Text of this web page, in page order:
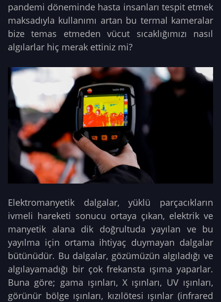
pandemi döneminde hasta insanları tespit etmek
maksadıyla kullanımı artan bu termal kameralar
bize temas etmeden vücut sıcaklığımızı nasıl
algılarlar hiç merak ettiniz mi?
Elektromanyetik dalgalar, yüklü parçacıkların
ivmeli hareketi sonucu ortaya çıkan, elektrik ve
manyetik alana dik doğrultuda yayılan ve bu
yayılma için ortama ihtiyaç duymayan dalgalar
bütünüdür. Bu dalgalar, gözümüzün algıladığı ve
algılayamadığı bir çok frekansta ışıma yaparlar.
Buna göre; gama ışınları, X ışınları, UV ışınları,
görünür bölge ışınları, kızılötesi ışınlar (infrared